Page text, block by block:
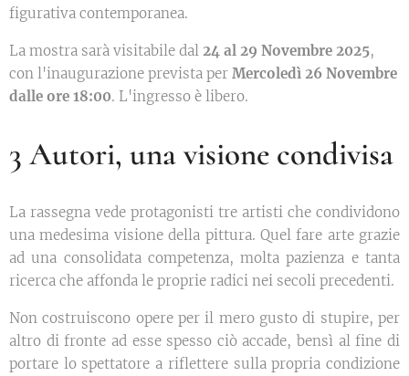
figurativa contemporanea.
La mostra sarà visitabile dal 24 al 29 Novembre 2025,
con l'inaugurazione prevista per Mercoledì 26 Novembre
dalle ore 18:00. L'ingresso è libero.
3 Autori, una visione condivisa
La rassegna vede protagonisti tre artisti che condividono
una medesima visione della pittura. Quel fare arte grazie
ad una consolidata competenza, molta pazienza e tanta
ricerca che affonda le proprie radici nei secoli precedenti.
Non costruiscono opere per il mero gusto di stupire, per
altro di fronte ad esse spesso ciò accade, bensì al fine di
portare lo spettatore a riflettere sulla propria condizione